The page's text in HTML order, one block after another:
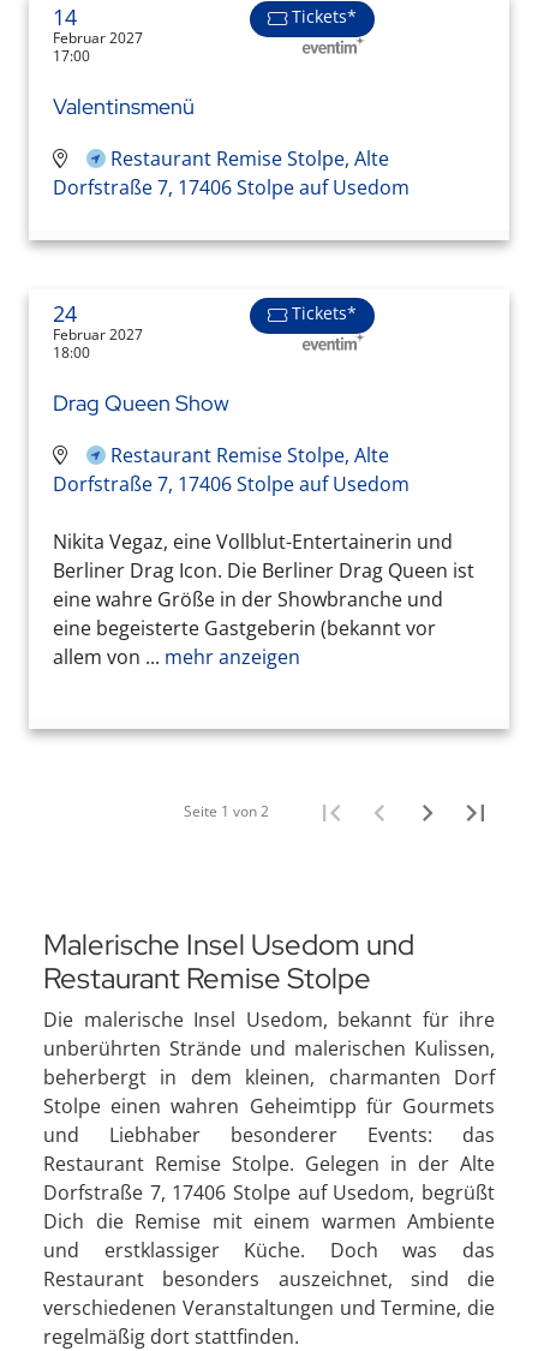
14
Februar 2027
17:00
Tickets*
Valentinsmenü
Restaurant Remise Stolpe, Alte
Dorfstraße 7, 17406 Stolpe auf Usedom
24
Februar 2027
18:00
Tickets*
Drag Queen Show
Restaurant Remise Stolpe, Alte
Dorfstraße 7, 17406 Stolpe auf Usedom
Nikita Vegaz, eine Vollblut-Entertainerin und
Berliner Drag Icon. Die Berliner Drag Queen ist
eine wahre Größe in der Showbranche und
eine begeisterte Gastgeberin (bekannt vor
allem von ... mehr anzeigen
Seite 1 von 2
Malerische Insel Usedom und
Restaurant Remise Stolpe
Die malerische Insel Usedom, bekannt für ihre
unberührten Strände und malerischen Kulissen,
beherbergt in dem kleinen, charmanten Dorf
Stolpe einen wahren Geheimtipp für Gourmets
und Liebhaber besonderer Events: das
Restaurant Remise Stolpe. Gelegen in der Alte
Dorfstraße 7, 17406 Stolpe auf Usedom, begrüßt
Dich die Remise mit einem warmen Ambiente
und erstklassiger Küche. Doch was das
Restaurant besonders auszeichnet, sind die
verschiedenen Veranstaltungen und Termine, die
regelmäßig dort stattfinden.